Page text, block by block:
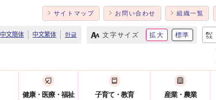
サイトマップ お問い合わせ 組織一覧
中文簡体 中文繁体 한글 文字サイズ 拡大 標準
健康・医療・福祉 子育て・教育 産業・農業